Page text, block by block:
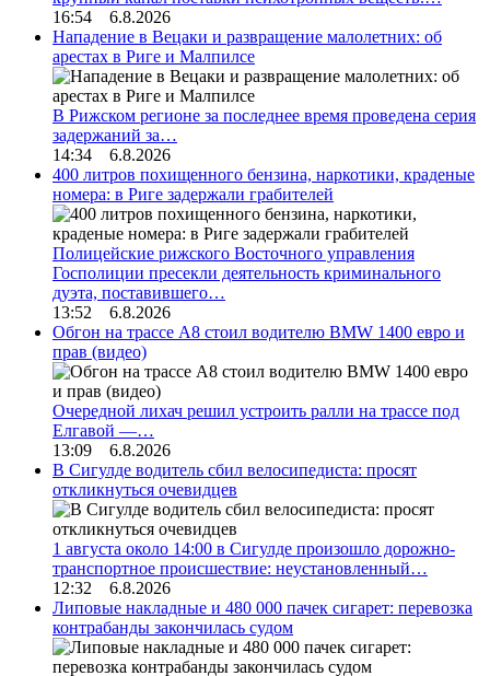
16:54 6.8.2026
Нападение в Вецаки и развращение малолетних: об
арестах в Риге и Малпилсе
В Рижском регионе за последнее время проведена серия
задержаний за…
14:34 6.8.2026
400 литров похищенного бензина, наркотики, краденые
номера: в Риге задержали грабителей
Полицейские рижского Восточного управления
Госполиции пресекли деятельность криминального
дуэта, поставившего…
13:52 6.8.2026
Обгон на трассе А8 стоил водителю BMW 1400 евро и
прав (видео)
Очередной лихач решил устроить ралли на трассе под
Елгавой —…
13:09 6.8.2026
В Сигулде водитель сбил велосипедиста: просят
откликнуться очевидцев
1 августа около 14:00 в Сигулде произошло дорожно-
транспортное происшествие: неустановленный…
12:32 6.8.2026
Липовые накладные и 480 000 пачек сигарет: перевозка
контрабанды закончилась судом